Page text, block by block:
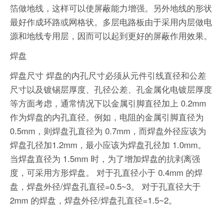
箔做地线，这样可以使屏蔽能力增强。另外地线的形状
最好作成环路或网格状。多层电路板由于采用内层做电
源和地线专用层，因而可以起到更好的屏蔽作用效果。
焊盘
焊盘尺寸 焊盘的内孔尺寸必须从元件引线直径和公差
尺寸以及镀锡层厚度、孔径公差、孔金属化电镀层厚度
等方面考虑，通常情况下以金属引脚直径加上 0.2mm
作为焊盘的内孔直径。例如，电阻的金属引脚直径为
0.5mm，则焊盘孔直径为 0.7mm，而焊盘外径应该为
焊盘孔径加1.2mm，最小应该为焊盘孔径加 1.0mm。
当焊盘直径为 1.5mm 时，为了增加焊盘的抗剥离强
度，可采用方形焊盘。 对于孔直径小于 0.4mm 的焊
盘，焊盘外径/焊盘孔直径=0.5~3。 对于孔直径大于
2mm 的焊盘，焊盘外径/焊盘孔直径=1.5~2。